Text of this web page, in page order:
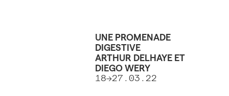
UNE PROMENADE
DIGESTIVE
ARTHUR DELHAYE ET
DIEGO WERY
18→27.03.22